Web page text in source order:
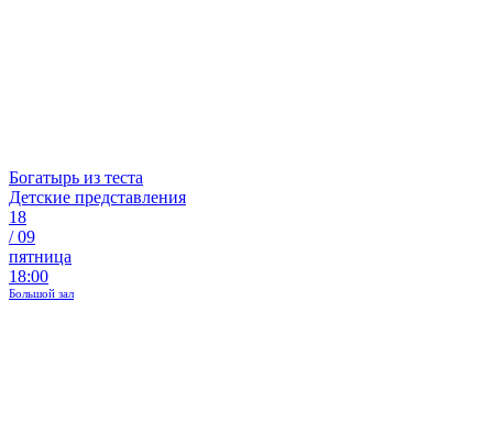
Богатырь из теста
Детские представления
18
/09
пятница
18:00
Большой зал